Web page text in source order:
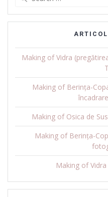
Making of Vidra
Making of Berința-
Making of Osica de
Making of Berința-
Making of